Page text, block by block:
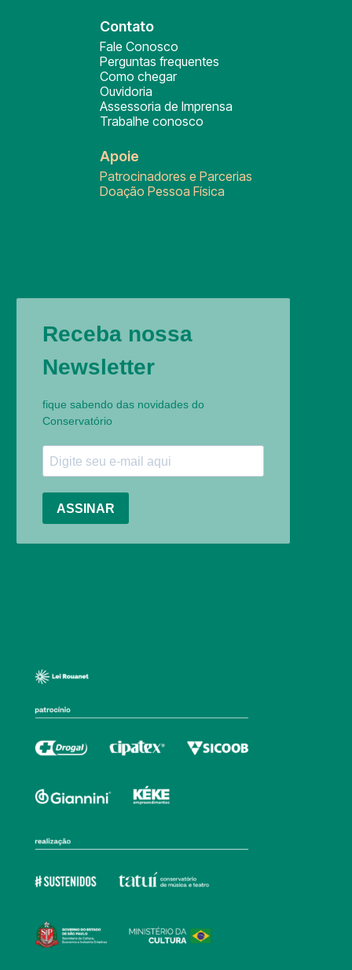
Contato
Fale Conosco
Perguntas frequentes
Como chegar
Ouvidoria
Assessoria de Imprensa
Trabalhe conosco
Apoie
Patrocinadores e Parcerias
Doação Pessoa Física